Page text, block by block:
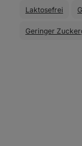
Laktosefrei
Geringer